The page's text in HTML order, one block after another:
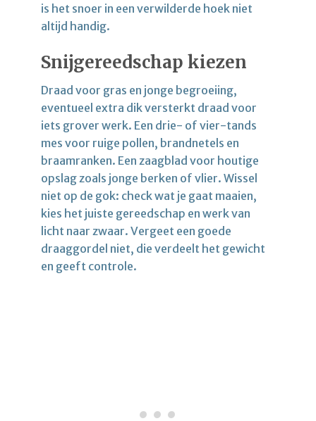
is het snoer in een verwilderde hoek niet
altijd handig.
Snijgereedschap kiezen
Draad voor gras en jonge begroeiing,
eventueel extra dik versterkt draad voor
iets grover werk. Een drie- of vier-tands
mes voor ruige pollen, brandnetels en
braamranken. Een zaagblad voor houtige
opslag zoals jonge berken of vlier. Wissel
niet op de gok: check wat je gaat maaien,
kies het juiste gereedschap en werk van
licht naar zwaar. Vergeet een goede
draaggordel niet, die verdeelt het gewicht
en geeft controle.